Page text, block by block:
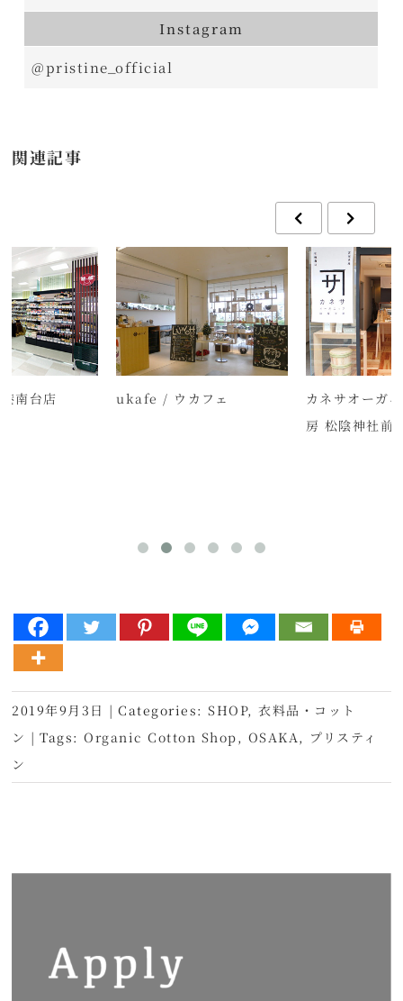
Instagram
@pristine_official
関連記事
南台店 ukafe / ウカフェ
カネサオーガ
房 松陰神社前
2019年9月3日 | Categories:SHOP,衣料品・コット
ン | Tags:Organic Cotton Shop , OSAKA , プリスティ
ン